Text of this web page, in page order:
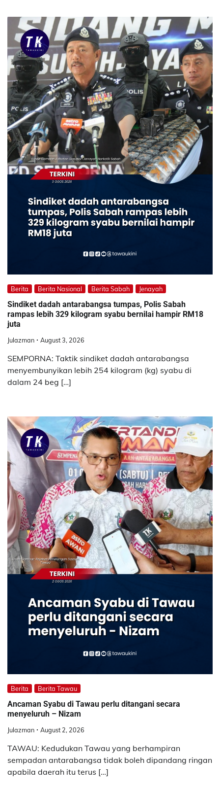
Berita Berita Nasional Berita Sabah Jenayah
Sindiket dadah antarabangsa tumpas, Polis Sabah
rampas lebih 329 kilogram syabu bernilai hampir RM18
juta
Julazman August 3, 2026
SEMPORNA: Taktik sindiket dadah antarabangsa
menyembunyikan lebih 254 kilogram (kg) syabu di
dalam 24 beg […]
Berita Berita Tawau
Ancaman Syabu di Tawau perlu ditangani secara
menyeluruh – Nizam
Julazman August 2, 2026
TAWAU: Kedudukan Tawau yang berhampiran
sempadan antarabangsa tidak boleh dipandang ringan
apabila daerah itu terus […]